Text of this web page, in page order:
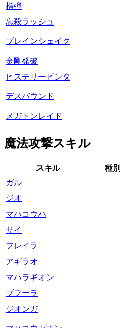
指弾
忘殺ラッシュ
ブレインシェイク
金剛発破
ヒステリービンタ
デスバウンド
メガトンレイド
魔法攻撃スキル
スキル 種別
ガル
ジオ
マハコウハ
サイ
フレイラ
アギラオ
マハラギオン
ブフーラ
ジオンガ